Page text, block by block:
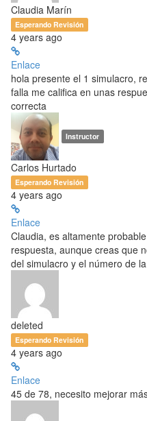
Claudia Marín
Esperando Revisión
4 years ago
Enlace
hola presente el 1 simulacro,
falla me califica en unas
correcta
Instructor
Carlos Hurtado
Esperando Revisión
4 years ago
Enlace
Claudia, es altamente
respuesta, aunque creas que
del simulacro y el número de
deleted
Esperando Revisión
4 years ago
Enlace
45 de 78, necesito mejorar